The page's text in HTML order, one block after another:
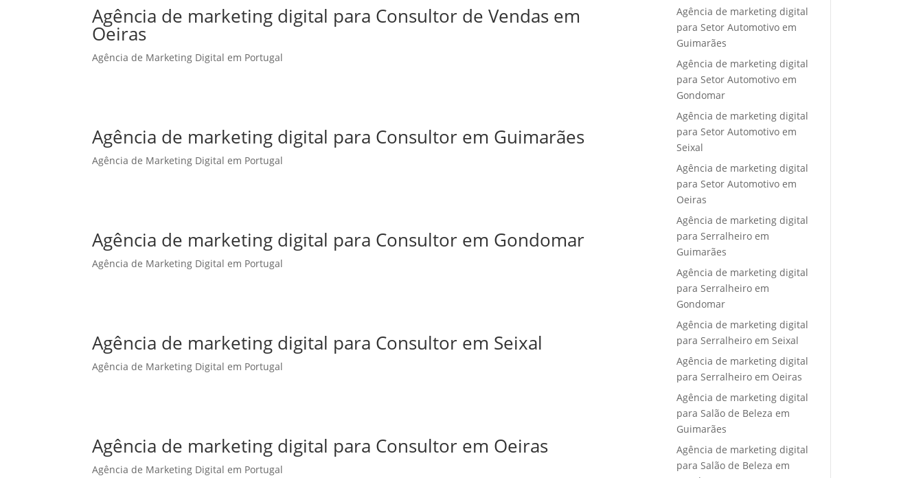
Agência de marketing digital para Consultor de Vendas em
Oeiras
Agência de Marketing Digital em Portugal
Agência de marketing digital para Consultor em Guimarães
Agência de Marketing Digital em Portugal
Agência de marketing digital para Consultor em Gondomar
Agência de Marketing Digital em Portugal
Agência de marketing digital para Consultor em Seixal
Agência de Marketing Digital em Portugal
Agência de marketing digital para Consultor em Oeiras
Agência de Marketing Digital em Portugal
Agência de marketing digital
para Setor Automotivo em
Guimarães
Agência de marketing digital
para Setor Automotivo em
Gondomar
Agência de marketing digital
para Setor Automotivo em
Seixal
Agência de marketing digital
para Setor Automotivo em
Oeiras
Agência de marketing digital
para Serralheiro em
Guimarães
Agência de marketing digital
para Serralheiro em
Gondomar
Agência de marketing digital
para Serralheiro em Seixal
Agência de marketing digital
para Serralheiro em Oeiras
Agência de marketing digital
para Salão de Beleza em
Guimarães
Agência de marketing digital
para Salão de Beleza em